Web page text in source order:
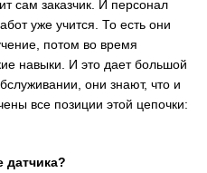
сам заказчик. И персонал
уже учится. То есть они
потом во время
навыки. И это дает большой
они знают, что и
все позиции этой цепочки:
датчика?